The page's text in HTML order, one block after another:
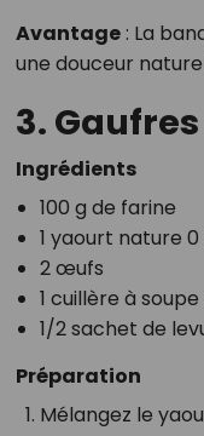
Avantage: La
une douceur
3.
Ingrédients
100 g de farine
1 yaourt nature 0
2 œufs
1 cuillère à
1/2 sachet de
Préparation
Mélangez le